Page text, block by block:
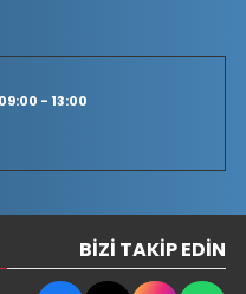
- 13:00
BIZI TAKIP EDIN